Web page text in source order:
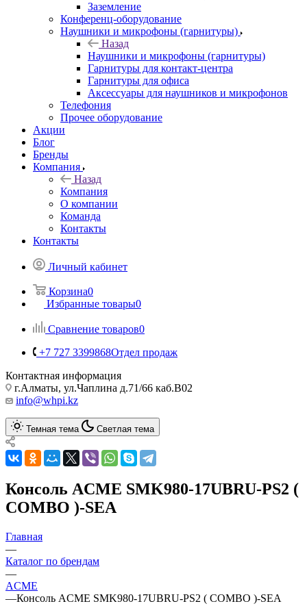
Заземление
Конференц-оборудование
Наушники и микрофоны (гарнитуры)
Назад
Наушники и микрофоны (гарнитуры)
Гарнитуры для контакт-центра
Гарнитуры для офиса
Аксессуары для наушников и микрофонов
Телефония
Прочее оборудование
Акции
Блог
Бренды
Компания
Назад
Компания
О компании
Команда
Контакты
Контакты
Личный кабинет
Корзина0
Избранные товары0
Сравнение товаров0
+7 727 3399868Отдел продаж
Контактная информация
г.Алматы, ул.Чаплина д.71/66 каб.B02
info@whpi.kz
Темная тема Светлая тема
Консоль ACME SMK980-17UBRU-PS2 (
COMBO )-SEA
Главная
—
Каталог по брендам
—
ACME
—Консоль ACME SMK980-17UBRU-PS2 ( COMBO )-SEA